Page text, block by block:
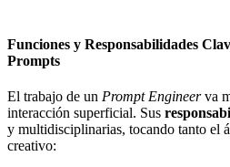
Funciones y Responsabilidades
Prompts
El trabajo de un Prompt Engineerva
interacción superficial. Sus
y multidisciplinarias, tocando tanto el
creativo: